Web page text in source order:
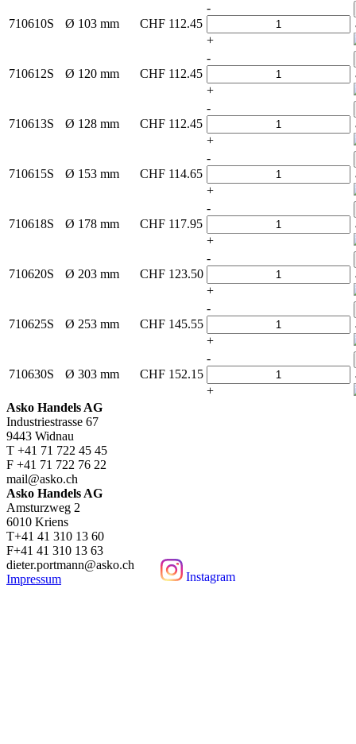
Instagram
710610S Ø 103 mm CHF 112.45
-
+
710612S Ø 120 mm CHF 112.45
-
+
710613S Ø 128 mm CHF 112.45
-
+
710615S Ø 153 mm CHF 114.65
-
+
710618S Ø 178 mm CHF 117.95
-
+
710620S Ø 203 mm CHF 123.50
-
+
710625S Ø 253 mm CHF 145.55
-
+
710630S Ø 303 mm CHF 152.15
-
+
Asko Handels AG
Industriestrasse 67
9443 Widnau
T +41 71 722 45 45
F +41 71 722 76 22
mail@asko.ch
Asko Handels AG
Amsturzweg 2
6010 Kriens
T+41 41 310 13 60
F+41 41 310 13 63
dieter.portmann@asko.ch
Impressum